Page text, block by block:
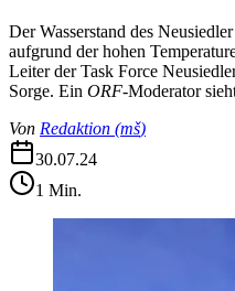
Der Wasserstand des
aufgrund der hohen
Leiter der Task Force
Sorge. Ein ORF-Moderator
Von Redaktion (mš)
30.07.24
1 Min.